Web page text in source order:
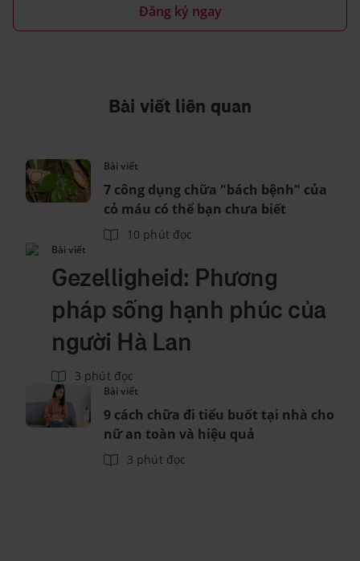
Đăng ký ngay
Bài viết liên quan
Bài viết
7 công dụng chữa "bách bệnh" của
cỏ máu có thể bạn chưa biết
10 phút đọc
Bài viết
Gezelligheid: Phương
pháp sống hạnh phúc của
người Hà Lan
3 phút đọc
Bài viết
9 cách chữa đi tiểu buốt tại nhà cho
nữ an toàn và hiệu quả
3 phút đọc